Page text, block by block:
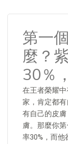
第一
麼？
30％
在王者榮耀
家，肯定都
有自己的皮
膚。那麼你
率30%，而他